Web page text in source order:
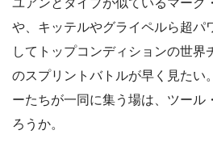
ユアンとタイプが似ているマーク
や、キッテルやグライペルら超パ
してトップコンディションの世界
のスプリントバトルが早く見たい
ーたちが一同に集う場は、ツール
ろうか。